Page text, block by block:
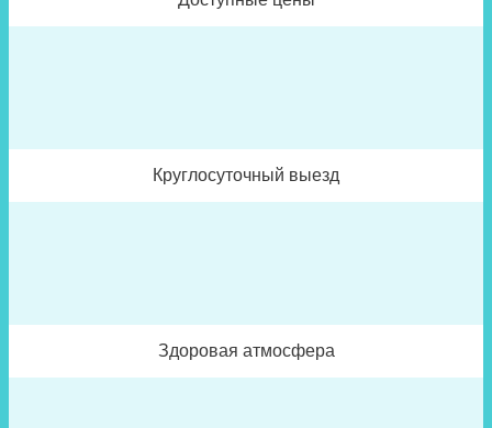
Круглосуточный выезд
Здоровая атмосфера